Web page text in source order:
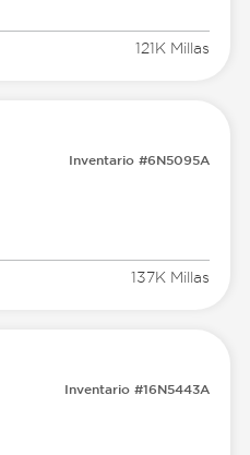
121K Millas
Inventario #6N5095A
137K Millas
Inventario #16N5443A